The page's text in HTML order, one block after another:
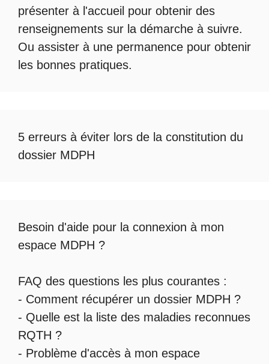
présenter à l'accueil pour obtenir des
renseignements sur la démarche à suivre.
Ou assister à une permanence pour obtenir
les bonnes pratiques.
5 erreurs à éviter lors de la constitution du
dossier MDPH
Besoin d'aide pour la connexion à mon
espace MDPH ?
FAQ des questions les plus courantes :
- Comment récupérer un dossier MDPH ?
- Quelle est la liste des maladies reconnues
RQTH ?
- Problème d'accès à mon espace